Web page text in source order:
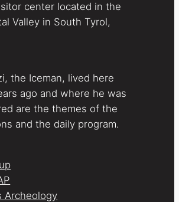
center located in the
Valley in South Tyrol,
the Iceman, lived here
ago and where he was
are the themes of the
and the daily program.
Archeology